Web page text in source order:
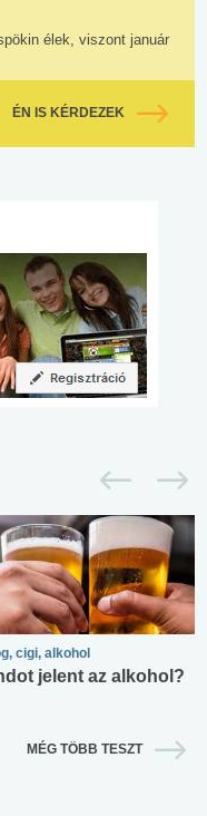
élek, viszont január
ÉN IS KÉRDEZEK
cigi, alkohol
jelent az alkohol?
MÉG TÖBB TESZT